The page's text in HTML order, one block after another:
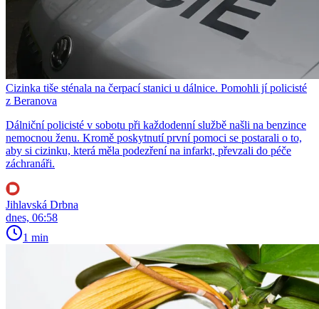
Cizinka tiše sténala na čerpací stanici u dálnice. Pomohli jí policisté
z Beranova
Dálniční policisté v sobotu při každodenní službě našli na benzince
nemocnou ženu. Kromě poskytnutí první pomoci se postarali o to,
aby si cizinku, která měla podezření na infarkt, převzali do péče
záchranáři.
Jihlavská Drbna
dnes, 06:58
1 min